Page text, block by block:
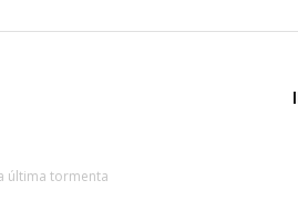
última tormenta